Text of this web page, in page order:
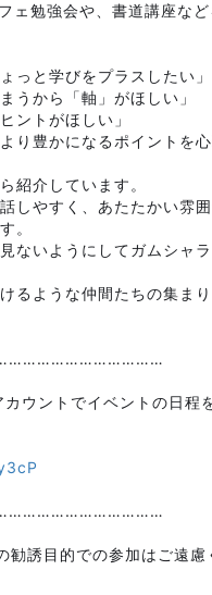
ェ勉強会や、書道講座な
っと学びをプラスしたい」
うから「軸」がほしい」
ントがほしい」
り豊かになるポイントを
紹介しています。
しやすく、あたたかい雰
。
ないようにしてガムシャ
るような仲間たちの集ま
ウントでイベントの日程
勧誘目的での参加はご遠慮